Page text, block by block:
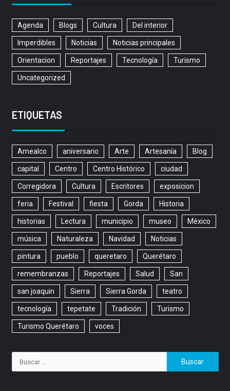
Agenda Blogs Cultura Del interior
Imperdibles Noticias Noticias principales
Orientacion Reportajes Tecnología Turismo
Uncategorized
ETIQUETAS
Amealco aniversario Arte Artesanía Blog
capital Centro Centro Histórico ciudad
Corregidora Cultura Escritores exposicion
feria Festival fiesta Gorda Historia
historias Lectura municipio museo México
música Naturaleza Navidad Noticias
pintura pueblo queretaro Querétaro
remembranzas Reportajes Salud San
san joaquin Sierra Sierra Gorda teatro
tecnología tepetate Tradición Turismo
Turismo Querétaro voces